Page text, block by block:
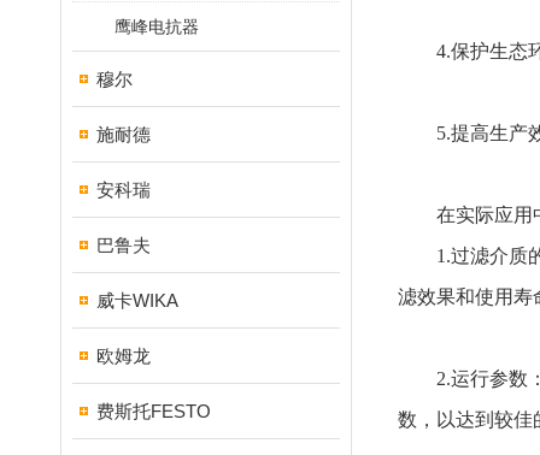
鹰峰电抗器
穆尔
施耐德
安科瑞
巴鲁夫
威卡WIKA
欧姆龙
费斯托FESTO
4.保护生态环
5.提高生产效
在实际应用中
1.过滤介质的
滤效果和使用寿
2.运行参数：
数，以达到较佳